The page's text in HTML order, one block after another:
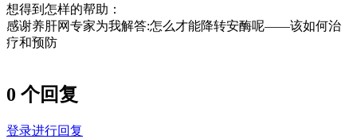
想得到怎样的帮助：
感谢养肝网专家为我解答:怎么才能降转安酶呢——该如何治
疗和预防
0 个回复
登录进行回复